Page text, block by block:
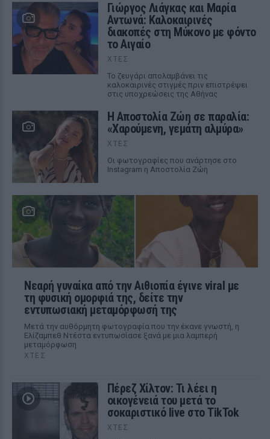
Γιώργος Λιάγκας και Μαρία
Αντωνά: Καλοκαιρινές
διακοπές στη Μύκονο με φόντο
το Αιγαίο
ΧΤΕΣ
Το ζευγάρι απολαμβάνει τις
καλοκαιρινές στιγμές πριν επιστρέψει
στις υποχρεώσεις της Αθήνας
Η Αποστολία Ζώη σε παραλία:
«Χαρούμενη, γεμάτη αλμύρα»
ΧΤΕΣ
Οι φωτογραφίες που ανάρτησε στο
Instagram η Αποστολία Ζώη
Νεαρή γυναίκα από την Αιθιοπία έγινε viral με
τη φυσική ομορφιά της, δείτε την
εντυπωσιακή μεταμόρφωσή της
Μετά την αυθόρμητη φωτογραφία που την έκανε γνωστή, η
Ελίζαμπεθ Ντέστα εντυπωσίασε ξανά με μια λαμπερή
μεταμόρφωση
ΧΤΕΣ
Πέρεζ Χίλτον: Τι λέει η
οικογένειά του μετά το
σοκαριστικό live στο TikTok
ΧΤΕΣ